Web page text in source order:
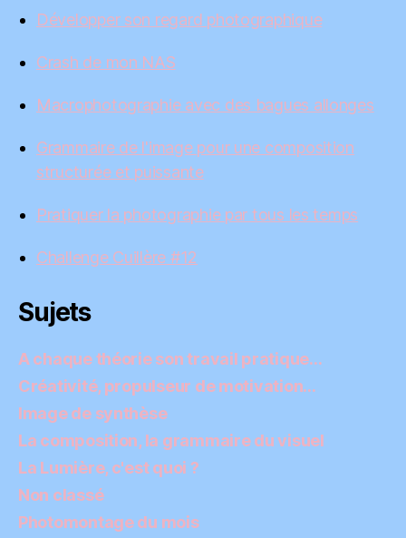
Développer son regard photographique
Crash de mon NAS
Macrophotographie avec des bagues allonges
Grammaire de l'image pour une composition
structurée et puissante
Pratiquer la photographie par tous les temps
Challenge Cuillère #12
Sujets
A chaque théorie son travail pratique…
Créativité, propulseur de motivation…
Image de synthèse
La composition, la grammaire du visuel
La Lumière, c'est quoi ?
Non classé
Photomontage du mois